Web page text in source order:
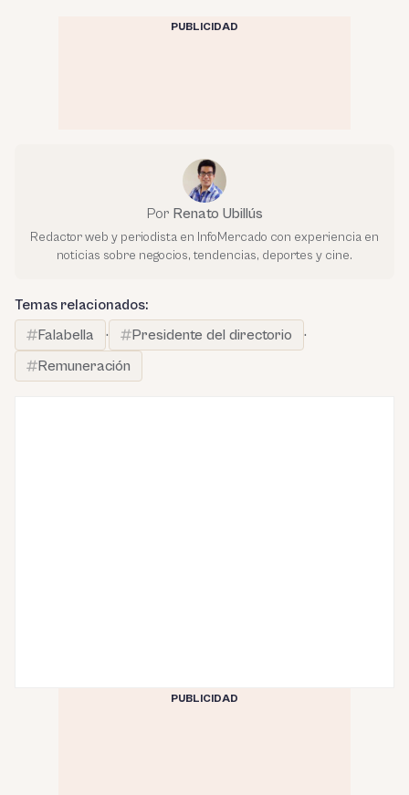
PUBLICIDAD
Por Renato Ubillús
Redactor web y periodista en InfoMercado con experiencia en
noticias sobre negocios, tendencias, deportes y cine.
Temas relacionados:
Falabella
· Presidente del directorio
·
Remuneración
PUBLICIDAD